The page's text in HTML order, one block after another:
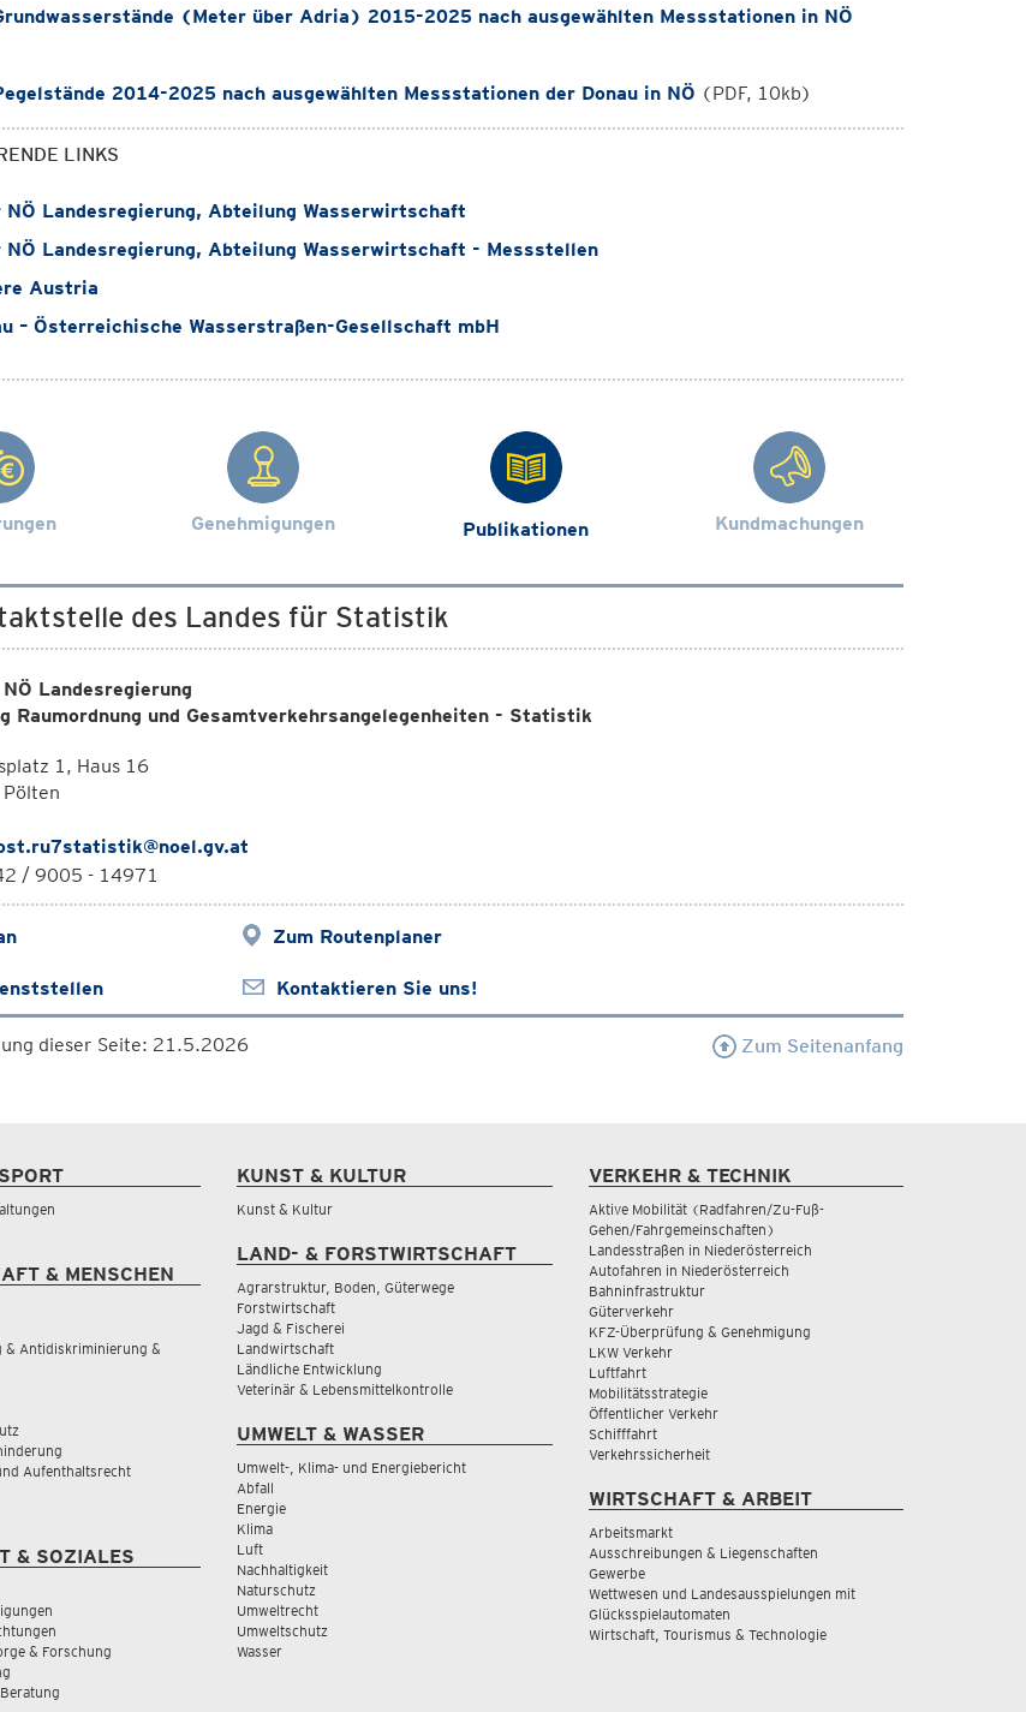
(Meter über Adria) 2015-2025 nach ausgewählten Messstationen in NÖ
2014-2025 nach ausgewählten Messstationen der Donau in NÖ (PDF, 10kb)
LINKS
Landesregierung, Abteilung Wasserwirtschaft
Landesregierung, Abteilung Wasserwirtschaft - Messstellen
Austria
– Österreichische Wasserstraßen-Gesellschaft mbH
Genehmigungen Publikationen Kundmachungen
des Landes für Statistik
Landesregierung
Raumordnung und Gesamtverkehrsangelegenheiten - Statistik
1, Haus 16
/ 9005 - 14971
Zum Routenplaner
Kontaktieren Sie uns!
dieser Seite: 21.5.2026 Zum Seitenanfang
& MENSCHEN
& Antidiskriminierung &
Aufenthaltsrecht
& SOZIALES
& Forschung
KUNST & KULTUR
Kunst & Kultur
LAND- & FORSTWIRTSCHAFT
Agrarstruktur, Boden, Güterwege
Forstwirtschaft
Jagd & Fischerei
Landwirtschaft
Ländliche Entwicklung
Veterinär & Lebensmittelkontrolle
UMWELT & WASSER
Umwelt-, Klima- und Energiebericht
Abfall
Energie
Klima
Luft
Nachhaltigkeit
Naturschutz
Umweltrecht
Umweltschutz
Wasser
VERKEHR & TECHNIK
Aktive Mobilität (Radfahren/Zu-Fuß-
Gehen/Fahrgemeinschaften)
Landesstraßen in Niederösterreich
Autofahren in Niederösterreich
Bahninfrastruktur
Güterverkehr
KFZ-Überprüfung & Genehmigung
LKW Verkehr
Luftfahrt
Mobilitätsstrategie
Öffentlicher Verkehr
Schifffahrt
Verkehrssicherheit
WIRTSCHAFT & ARBEIT
Arbeitsmarkt
Ausschreibungen & Liegenschaften
Gewerbe
Wettwesen und Landesausspielungen mit
Glücksspielautomaten
Wirtschaft, Tourismus & Technologie